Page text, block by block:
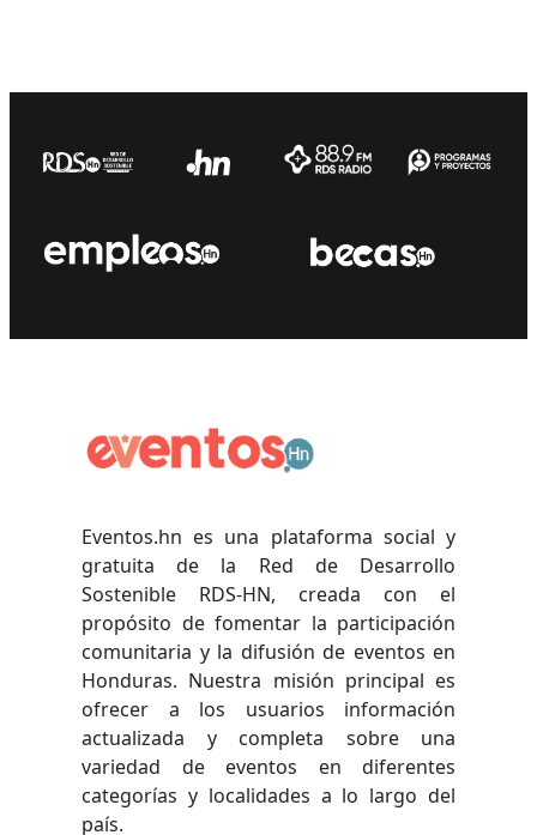
Eventos.hn es una plataforma social y
gratuita de la Red de Desarrollo
Sostenible RDS-HN, creada con el
propósito de fomentar la participación
comunitaria y la difusión de eventos en
Honduras. Nuestra misión principal es
ofrecer a los usuarios información
actualizada y completa sobre una
variedad de eventos en diferentes
categorías y localidades a lo largo del
país.